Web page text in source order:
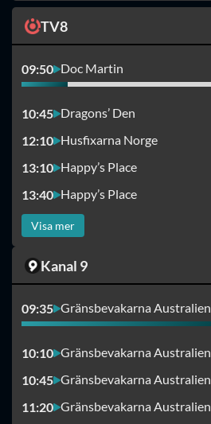
TV8
09:50 Doc Martin
10:45 Dragons’ Den
12:10 Husfixarna Norge
13:10 Happy’s Place
13:40 Happy’s Place
Visa mer
Kanal 9
09:35 Gränsbevakarna Australien
10:10 Gränsbevakarna Australien
10:45 Gränsbevakarna Australien
11:20 Gränsbevakarna Australien